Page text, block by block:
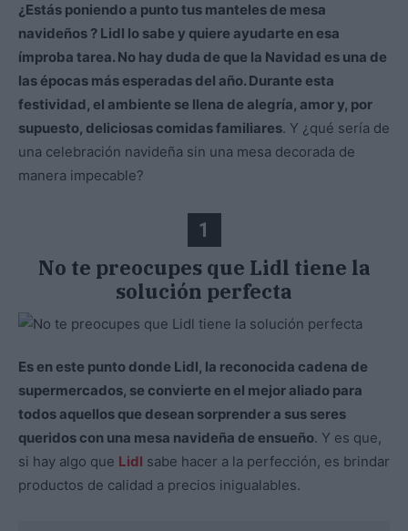
¿Estás poniendo a punto tus manteles de mesa
navideños ? Lidl lo sabe y quiere ayudarte en esa
ímproba tarea. No hay duda de que la Navidad es una de
las épocas más esperadas del año. Durante esta
festividad, el ambiente se llena de alegría, amor y, por
supuesto, deliciosas comidas familiares. Y ¿qué sería de
una celebración navideña sin una mesa decorada de
manera impecable?
1
No te preocupes que Lidl tiene la
solución perfecta
Es en este punto donde Lidl, la reconocida cadena de
supermercados, se convierte en el mejor aliado para
todos aquellos que desean sorprender a sus seres
queridos con una mesa navideña de ensueño. Y es que,
si hay algo que Lidl sabe hacer a la perfección, es brindar
productos de calidad a precios inigualables.